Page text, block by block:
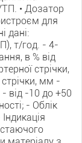
• Дозатор
для
дані:
т/год. - 4-
в % від
стрічки,
мм -
- від -10 до +50
- Облік